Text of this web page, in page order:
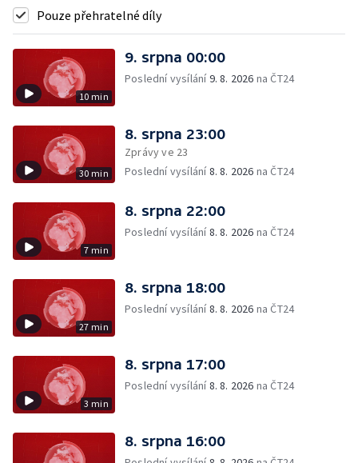
Pouze přehratelné díly
10 min
9. srpna 00:00
Poslední vysílání9. 8. 2026 na ČT24
30 min
8. srpna 23:00
Zprávy ve 23
Poslední vysílání8. 8. 2026 na ČT24
7 min
8. srpna 22:00
Poslední vysílání8. 8. 2026 na ČT24
27 min
8. srpna 18:00
Poslední vysílání8. 8. 2026 na ČT24
3 min
8. srpna 17:00
Poslední vysílání8. 8. 2026 na ČT24
8. srpna 16:00